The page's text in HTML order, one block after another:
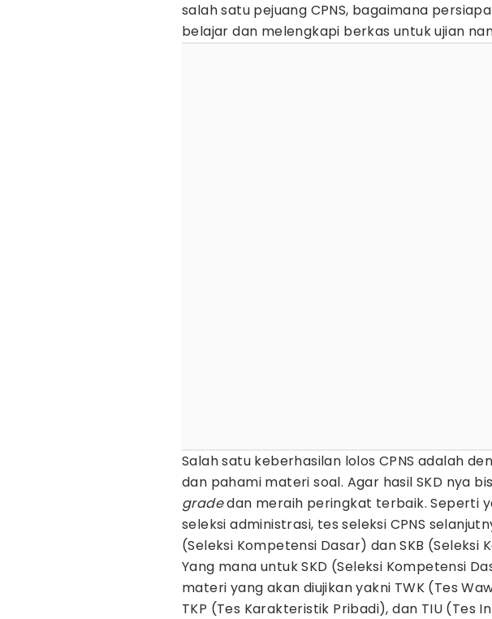
salah satu pejuang CPNS, bagaimana
belajar dan melengkapi berkas untuk ujian
Salah satu keberhasilan lolos CPNS adalah
dan pahami materi soal. Agar hasil SKD nya
gradedan meraih peringkat terbaik. Seperti
seleksi administrasi, tes seleksi CPNS
(Seleksi Kompetensi Dasar) dan SKB (Seleksi
Yang mana untuk SKD (Seleksi Kompetensi
materi yang akan diujikan yakni TWK (Tes
TKP (Tes Karakteristik Pribadi), dan TIU (Tes